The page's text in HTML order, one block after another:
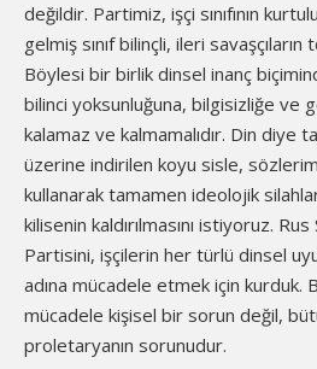
değildir. Partimiz, işçi sınıfının
gelmiş sınıf bilinçli, ileri
Böylesi bir birlik dinsel inanç
bilinci yoksunluğuna, bilgisizliğe ve
kalamaz ve kalmamalıdır. Din diye
üzerine indirilen koyu sisle,
kullanarak tamamen ideolojik
kilisenin kaldırılmasını istiyoruz.
Partisini, işçilerin her türlü dinsel
adına mücadele etmek için kurduk.
mücadele kişisel bir sorun değil,
proletaryanın sorunudur.